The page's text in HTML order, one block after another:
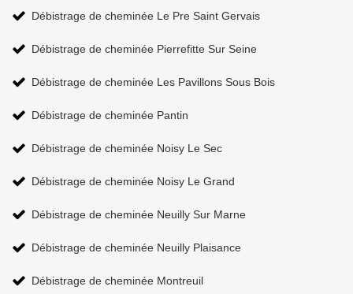
Débistrage de cheminée Le Pre Saint Gervais
Débistrage de cheminée Pierrefitte Sur Seine
Débistrage de cheminée Les Pavillons Sous Bois
Débistrage de cheminée Pantin
Débistrage de cheminée Noisy Le Sec
Débistrage de cheminée Noisy Le Grand
Débistrage de cheminée Neuilly Sur Marne
Débistrage de cheminée Neuilly Plaisance
Débistrage de cheminée Montreuil